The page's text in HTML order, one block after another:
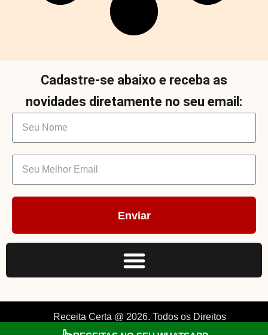
Cadastre-se abaixo e receba as
novidades diretamente no seu email:
Enviar
Receita Certa @ 2026. Todos os Direitos